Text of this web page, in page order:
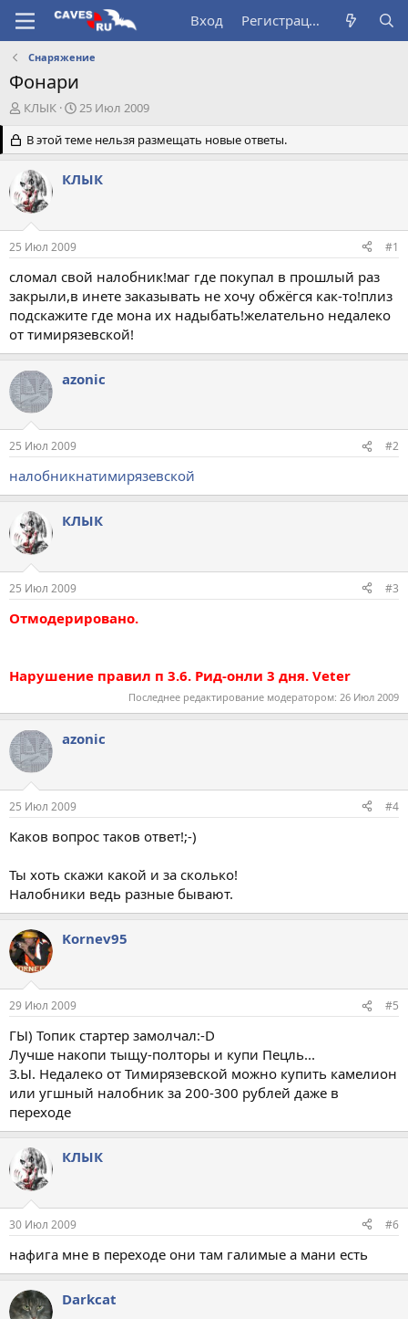
Вход Регистрация
Снаряжение
Фонари
А
т
о
р
т
е
м
КЛЫК
Д
т
а
н
а
а
25 Июл 2009
В этой теме нельзя размещать новые ответы.
КЛЫК
25 Июл 2009 #1
сломал свой налобник!маг где покупал в прошлый раз
закрыли,в инете заказывать не хочу обжёгся как-то!плиз
подскажите где мона их надыбать!желательно недалеко
от тимирязевской!
azonic
25 Июл 2009 #2
налобникнатимирязевской
КЛЫК
25 Июл 2009 #3
Отмодерировано.
Нарушение правил п 3.6. Рид-онли 3 дня. Veter
Последнее редактирование модератором: 26 Июл 2009
azonic
25 Июл 2009 #4
Каков вопрос таков ответ!;-)
Ты хоть скажи какой и за сколько!
Налобники ведь разные бывают.
Kornev95
29 Июл 2009 #5
ГЫ) Топик стартер замолчал:-D
Лучше накопи тыщу-полторы и купи Пецль...
З.Ы. Недалеко от Тимирязевской можно купить камелион
или угшный налобник за 200-300 рублей даже в
переходе
КЛЫК
30 Июл 2009 #6
нафига мне в переходе они там галимые а мани есть
Darkcat